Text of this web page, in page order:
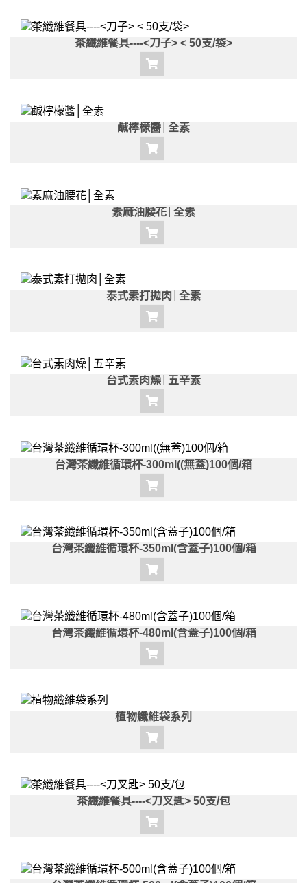
茶纖維餐具----<刀子> < 50支/袋>
鹹檸檬醬│全素
素麻油腰花│全素
泰式素打拋肉│全素
台式素肉燥│五辛素
台灣茶纖維循環杯-300ml((無蓋)100個/箱
台灣茶纖維循環杯-350ml(含蓋子)100個/箱
台灣茶纖維循環杯-480ml(含蓋子)100個/箱
植物纖維袋系列
茶纖維餐具----<刀叉匙> 50支/包